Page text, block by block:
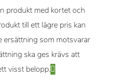
produkt med kortet och
till ett lägre pris kan
ersättning som motsvarar
ska ges krävs att
visst belopp.